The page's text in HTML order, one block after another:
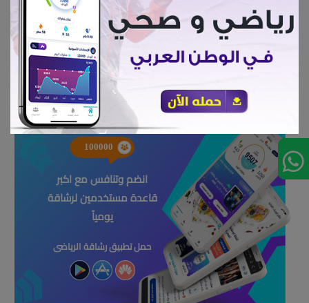
100000
انضم وتنافس مع اكبر
قاعدة مستخدمين لرشاقة
يومياً
حمل تطبيق رشاقة الرياضى